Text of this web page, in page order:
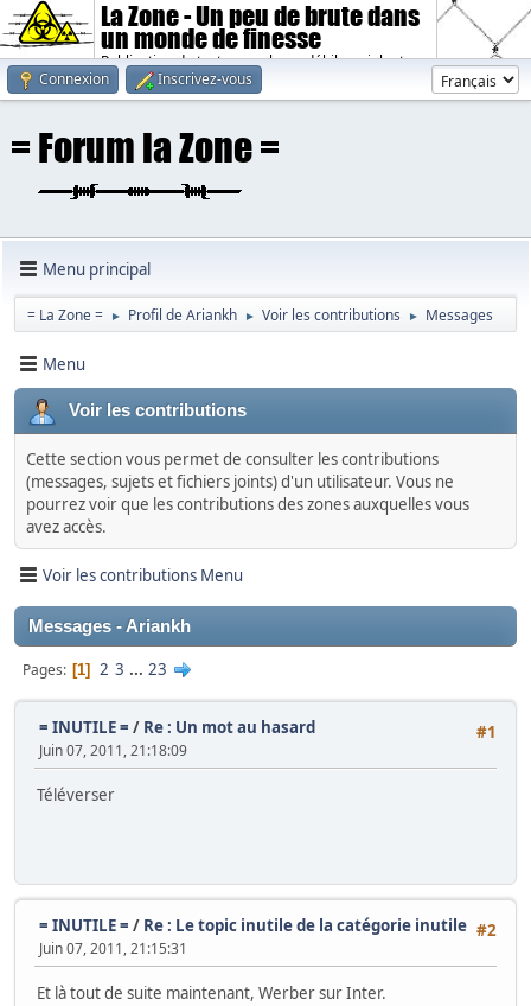
La Zone - Un peu de brute dans
un monde de finesse
Publication de textes sombres, débiles, violents.
Connexion
Inscrivez-vous
Menu principal
= La Zone = ► Profil de Ariankh ► Voir les contributions ► Messages
Menu
Voir les contributions
Cette section vous permet de consulter les contributions
(messages, sujets et fichiers joints) d'un utilisateur. Vous ne
pourrez voir que les contributions des zones auxquelles vous
avez accès.
Voir les contributions Menu
Messages - Ariankh
Pages 1 2 3 ... 23
#1
= INUTILE = / Re : Un mot au hasard
Juin 07, 2011, 21:18:09
Téléverser
#2
= INUTILE = / Re : Le topic inutile de la catégorie inutile
Juin 07, 2011, 21:15:31
Et là tout de suite maintenant, Werber sur Inter.